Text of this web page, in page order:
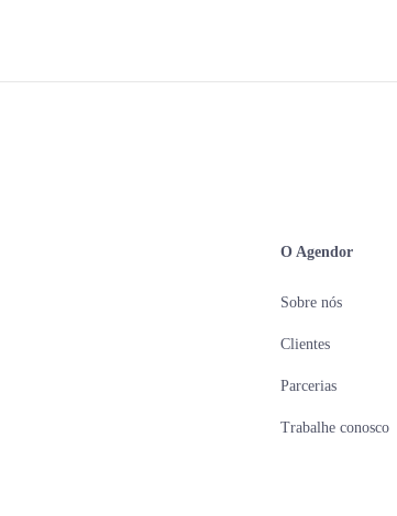
O Agendor
Sobre nós
Clientes
Parcerias
Trabalhe conosco